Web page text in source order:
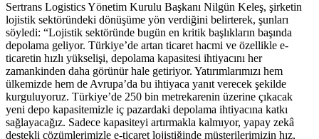
Sertrans Logistics Yönetim Kurulu Başkanı Nilgün Keleş, şirketin
lojistik sektöründeki dönüşüme yön verdiğini belirterek, şunları
söyledi: “Lojistik sektöründe bugün en kritik başlıkların başında
depolama geliyor. Türkiye’de artan ticaret hacmi ve özellikle e-
ticaretin hızlı yükselişi, depolama kapasitesi ihtiyacını her
zamankinden daha görünür hale getiriyor. Yatırımlarımızı hem
ülkemizde hem de Avrupa’da bu ihtiyaca yanıt verecek şekilde
kurguluyoruz. Türkiye’de 250 bin metrekarenin üzerine çıkacak
yeni depo kapasitemizle iç pazardaki depolama ihtiyacına katkı
sağlayacağız. Sadece kapasiteyi artırmakla kalmıyor, yapay zekâ
destekli çözümlerimizle e-ticaret lojistiğinde müşterilerimizin hız,